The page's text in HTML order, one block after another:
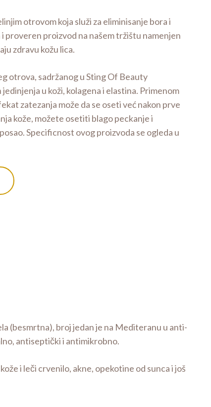
otrovom koja služi za eliminisanje bora i
proveren proizvod na našem tržištu namenjen
zdravu kožu lica.
otrova, sadržanog u Sting Of Beauty
u koži, kolagena i elastina. Primenom
zatezanja može da se oseti već nakon prve
kože, možete osetiti blago peckanje i
Specificnost ovog proizvoda se ogleda u
(besmrtna), broj jedan je na Mediteranu u anti-
antiseptički i antimikrobno.
i leči crvenilo, akne, opekotine od sunca i još